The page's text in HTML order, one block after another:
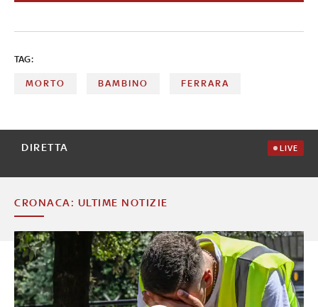
dossieraggio, Toti ai domiciliari, il ritorno in Italia di Chico
Verzeni e l’inchiesta sulle curve ultras
TAG:
MORTO BAMBINO FERRARA
DIRETTA LIVE
CRONACA: ULTIME NOTIZIE